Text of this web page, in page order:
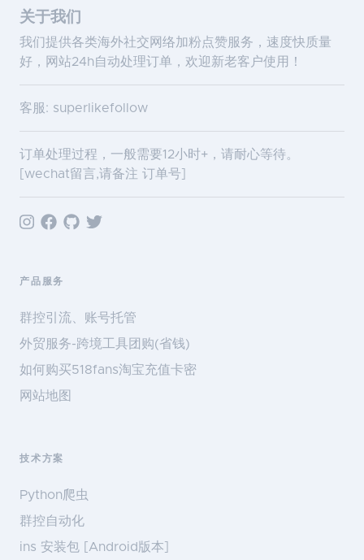
关于我们
我们提供各类海外社交网络加粉点赞服务，速度快质量
好，网站24h自动处理订单，欢迎新老客户使用！
客服: superlikefollow
订单处理过程，一般需要12小时+，请耐心等待。
[wechat留言,请备注 订单号]
产品服务
群控引流、账号托管
外贸服务-跨境工具团购(省钱)
如何购买518fans淘宝充值卡密
网站地图
技术方案
Python爬虫
群控自动化
ins 安装包 [Android版本]